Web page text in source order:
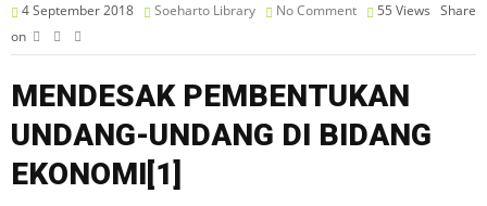
4 September 2018 Soeharto Library No Comment 55 Views Share
on
MENDESAK PEMBENTUKAN
UNDANG-UNDANG DI BIDANG
EKONOMI[1]